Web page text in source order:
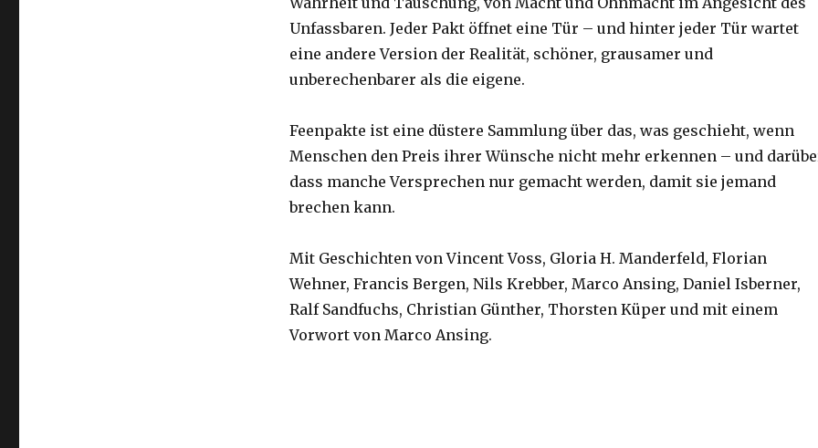
Unfassbaren. Jeder Pakt öffnet eine Tür – und hinter jeder Tür wartet
eine andere Version der Realität, schöner, grausamer und
unberechenbarer als die eigene.
Feenpakte ist eine düstere Sammlung über das, was geschieht, wenn
Menschen den Preis ihrer Wünsche nicht mehr erkennen – und
dass manche Versprechen nur gemacht werden, damit sie jemand
brechen kann.
Mit Geschichten von Vincent Voss, Gloria H. Manderfeld, Florian
Wehner, Francis Bergen, Nils Krebber, Marco Ansing, Daniel Isberner,
Ralf Sandfuchs, Christian Günther, Thorsten Küper und mit einem
Vorwort von Marco Ansing.